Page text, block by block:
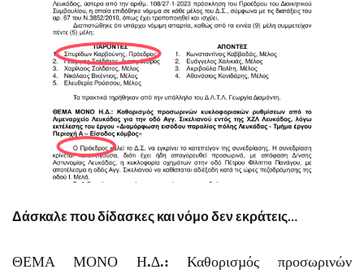
Δάσκαλε που δίδασκες και νόμο δεν εκράτεις…
ΘΕΜΑ ΜΟΝΟ Η.∆.:
Καθορισµός προσωρινών